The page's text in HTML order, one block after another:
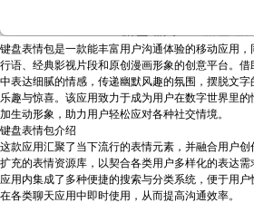
键盘表情包是一款能丰富用户沟通体验的移动应用
行语、经典影视片段和原创漫画形象的创意平台。
中表达细腻的情感，传递幽默风趣的氛围，摆脱文
乐趣与惊喜。该应用致力于成为用户在数字世界里
加生动形象，助力用户轻松应对各种社交情境。
键盘表情包介绍
这款应用汇聚了当下流行的表情元素，并融合用户
扩充的表情资源库，以契合各类用户多样化的表达需
应用内集成了多种便捷的搜索与分类系统，便于用
在各类聊天应用中即时使用，从而提高沟通效率。